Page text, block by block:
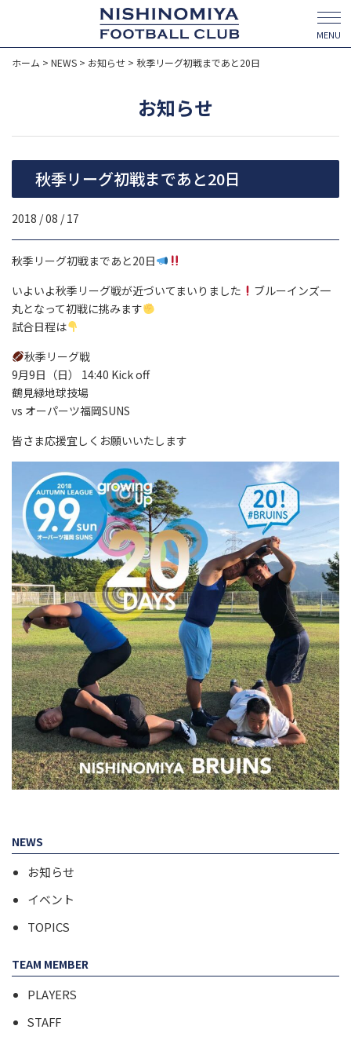
MENU
ホーム > NEWS > お知らせ > 秋季リーグ初戦まであと20日
お知らせ
秋季リーグ初戦まであと20日
2018 / 08 / 17
秋季リーグ初戦まであと20日
いよいよ秋季リーグ戦が近づいてまいりました
ブルーインズ一
丸となって初戦に挑みます
試合日程は
秋季リーグ戦
9月9日（日） 14:40 Kick off
鶴見緑地球技場
vs オーパーツ福岡SUNS
皆さま応援宜しくお願いいたします
NEWS
お知らせ
イベント
TOPICS
TEAM MEMBER
PLAYERS
STAFF